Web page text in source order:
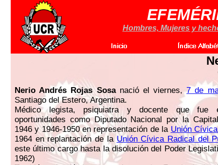
Hombres, Mujeres y
Nerio Andrés Rojas Sosanació el viernes,7 de
Santiago del Estero, Argentina.
Médico legista, psiquiatra y docente que fue
oportunidades como Diputado Nacional por la
1946 y 1946-1950 en representación de la Unión
1964 en replantación de laUnión Cívica Radical del
este último cargo hasta la disolución del Poder
1962)